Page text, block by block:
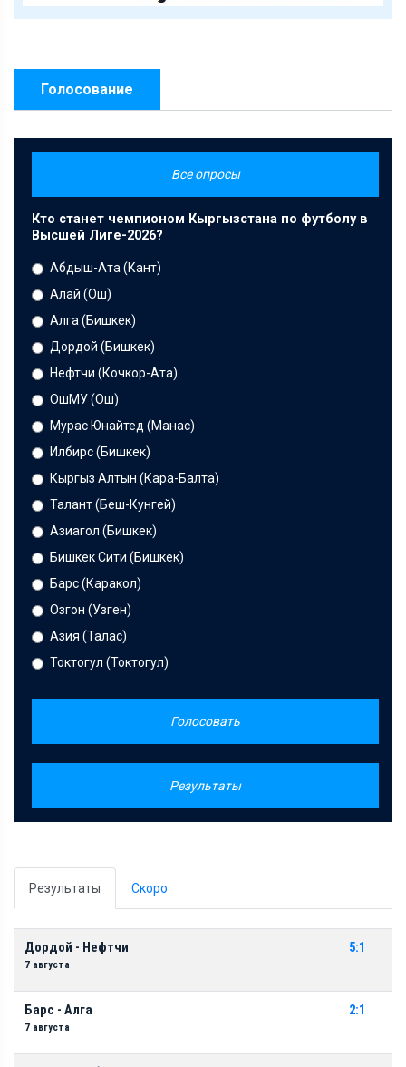
Голосование
Все опросы
Кто станет чемпионом Кыргызстана по футболу в
Высшей Лиге-2026?
Абдыш-Ата (Кант)
Алай (Ош)
Алга (Бишкек)
Дордой (Бишкек)
Нефтчи (Кочкор-Ата)
ОшМУ (Ош)
Мурас Юнайтед (Манас)
Илбирс (Бишкек)
Кыргыз Алтын (Кара-Балта)
Талант (Беш-Кунгей)
Азиагол (Бишкек)
Бишкек Сити (Бишкек)
Барс (Каракол)
Озгон (Узген)
Азия (Талас)
Токтогул (Токтогул)
Голосовать
Результаты
Результаты Скоро
Дордой - Нефтчи
7 августа
5:1
Барс - Алга
7 августа
2:1